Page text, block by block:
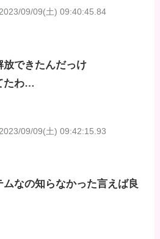
09/09(土) 09:40:45.84
放できたんだっけ
たわ…
2023/09/09(土) 09:42:15.93
なの知らなかった言えば良